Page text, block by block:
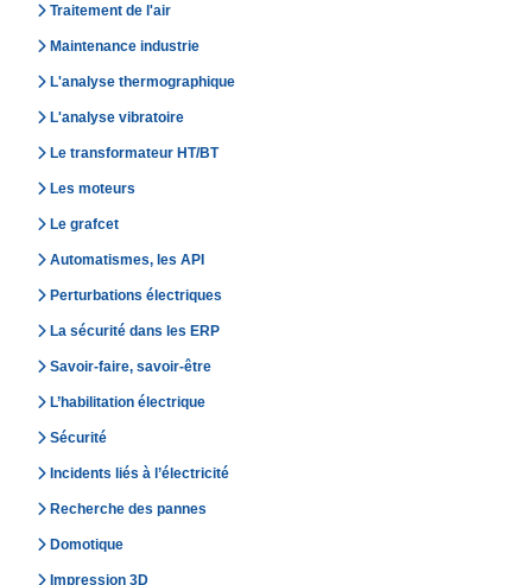
Traitement de l'air
Maintenance industrie
L'analyse thermographique
L'analyse vibratoire
Le transformateur HT/BT
Les moteurs
Le grafcet
Automatismes, les API
Perturbations électriques
La sécurité dans les ERP
Savoir-faire, savoir-être
L’habilitation électrique
Sécurité
Incidents liés à l’électricité
Recherche des pannes
Domotique
Impression 3D